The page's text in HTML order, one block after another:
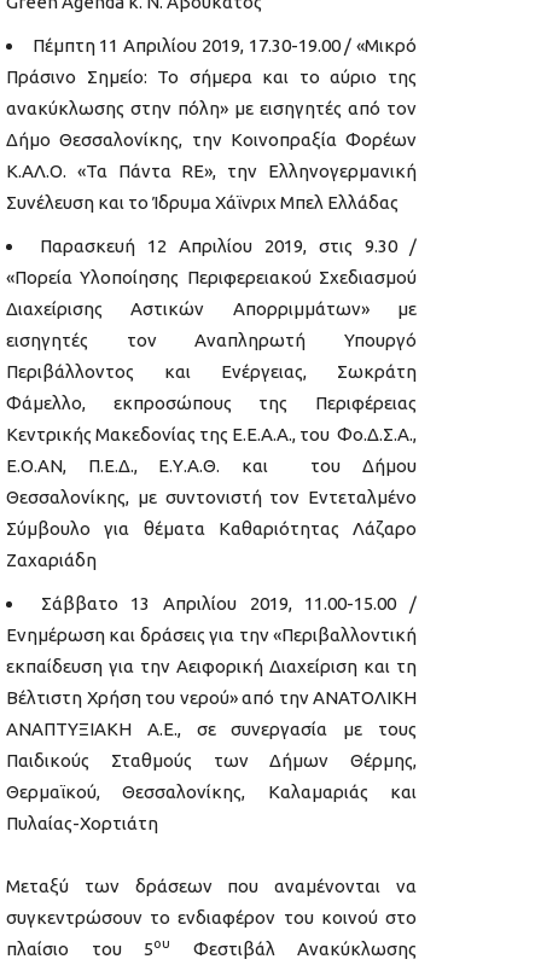
Πέμπτη 11 Απριλίου 2019, 17.30-19.00 / «Μικρό
Πράσινο Σημείο: Το σήμερα και το αύριο της
ανακύκλωσης στην πόλη» με εισηγητές από τον
Δήμο Θεσσαλονίκης, την Κοινοπραξία Φορέων
Κ.ΑΛ.Ο. «Τα Πάντα RE», την Ελληνογερμανική
Συνέλευση και το Ίδρυμα Χάϊνριχ Μπελ Ελλάδας
Παρασκευή 12 Απριλίου 2019, στις 9.30 /
«Πορεία Υλοποίησης Περιφερειακού Σχεδιασμού
Διαχείρισης Αστικών Απορριμμάτων» με
εισηγητές τον Αναπληρωτή Υπουργό
Περιβάλλοντος και Ενέργειας, Σωκράτη
Φάμελλο, εκπροσώπους της Περιφέρειας
Κεντρικής Μακεδονίας της Ε.Ε.Α.Α., του Φο.Δ.Σ.Α.,
Ε.Ο.ΑΝ, Π.Ε.Δ., Ε.Υ.Α.Θ. και του Δήμου
Θεσσαλονίκης, με συντονιστή τον Εντεταλμένο
Σύμβουλο για θέματα Καθαριότητας Λάζαρο
Ζαχαριάδη
Σάββατο 13 Απριλίου 2019, 11.00-15.00 /
Ενημέρωση και δράσεις για την «Περιβαλλοντική
εκπαίδευση για την Αειφορική Διαχείριση και τη
Βέλτιστη Χρήση του νερού» από την ΑΝΑΤΟΛΙΚΗ
ΑΝΑΠΤΥΞΙΑΚΗ Α.Ε., σε συνεργασία με τους
Παιδικούς Σταθμούς των Δήμων Θέρμης,
Θερμαϊκού, Θεσσαλονίκης, Καλαμαριάς και
Πυλαίας-Χορτιάτη
Μεταξύ των δράσεων που αναμένονται να
συγκεντρώσουν το ενδιαφέρον του κοινού στο
πλαίσιο του 5ου
Φεστιβάλ Ανακύκλωσης